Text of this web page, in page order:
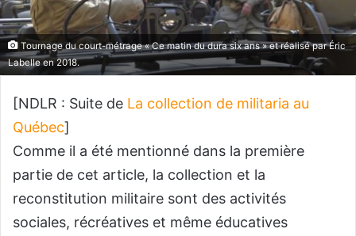
Tournage du court-métrage « Ce matin du dura six ans » et réalisé par Éric
Labelle en 2018.
[NDLR : Suite de La collection de militaria au
Québec]
Comme il a été mentionné dans la première
partie de cet article, la collection et la
reconstitution militaire sont des activités
sociales, récréatives et même éducatives